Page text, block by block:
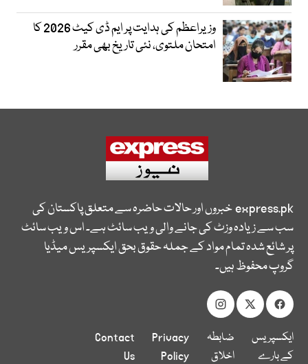
وزیراعظم کی ہدایت پر ایم ڈی کیٹ 2026 کا
امتحان ملتوی، نئی تاریخ بھی مقرر
express.pkخبروں اور حالات حاضرہ سے متعلق پاکستان کی
سب سے زیادہ وزٹ کی جانے والی ویب سائٹ ہے۔ اس ویب سائٹ
پر شائع شدہ تمام مواد کے جملہ حقوق بحق ایکسپریس میڈیا
گروپ محفوظ ہیں۔
ایکسپریس
کے بارے
ضابطہ
اخلاق
Privacy
Policy
Contact
Us